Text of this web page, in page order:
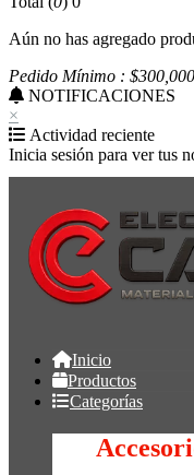
Aún no has agregado
Pedido Mínimo : $300,000
NOTIFICACIONES
×
Actividad reciente
Inicia sesión para ver tus
Inicio
Productos
Categorías